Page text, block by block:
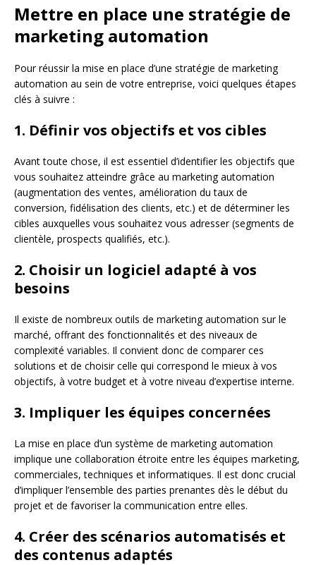
Mettre en place une stratégie de
marketing automation
Pour réussir la mise en place d’une stratégie de marketing
automation au sein de votre entreprise, voici quelques étapes
clés à suivre :
1. Définir vos objectifs et vos cibles
Avant toute chose, il est essentiel d’identifier les objectifs que
vous souhaitez atteindre grâce au marketing automation
(augmentation des ventes, amélioration du taux de
conversion, fidélisation des clients, etc.) et de déterminer les
cibles auxquelles vous souhaitez vous adresser (segments de
clientèle, prospects qualifiés, etc.).
2. Choisir un logiciel adapté à vos
besoins
Il existe de nombreux outils de marketing automation sur le
marché, offrant des fonctionnalités et des niveaux de
complexité variables. Il convient donc de comparer ces
solutions et de choisir celle qui correspond le mieux à vos
objectifs, à votre budget et à votre niveau d’expertise interne.
3. Impliquer les équipes concernées
La mise en place d’un système de marketing automation
implique une collaboration étroite entre les équipes marketing,
commerciales, techniques et informatiques. Il est donc crucial
d’impliquer l’ensemble des parties prenantes dès le début du
projet et de favoriser la communication entre elles.
4. Créer des scénarios automatisés et
des contenus adaptés